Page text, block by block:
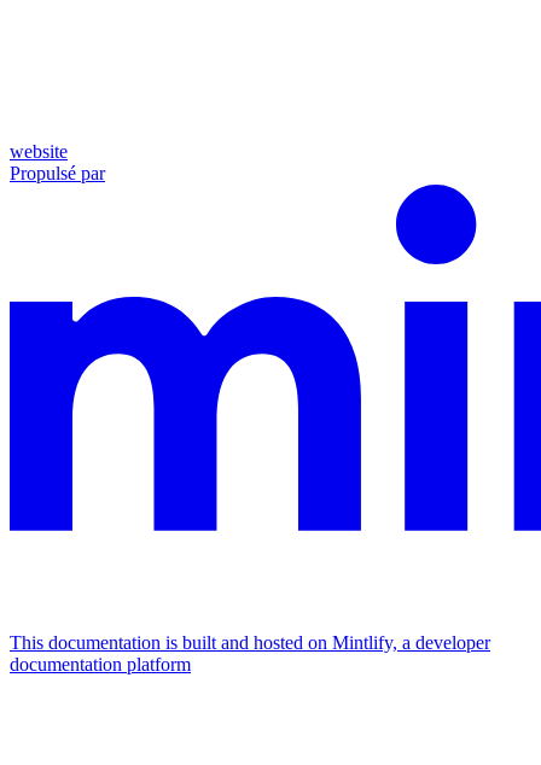
website
Propulsé par
This documentation is built and hosted on Mintlify, a developer
documentation platform